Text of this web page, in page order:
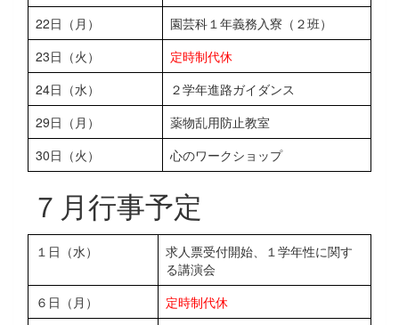
22日（月）
園芸科１年義務入寮（２班）
23日（火）
定時制代休
24日（水）
２学年進路ガイダンス
29日（月）
薬物乱用防止教室
30日（火）
心のワークショップ
７月行事予定
１日（水）
求人票受付開始、１学年性に関す
る講演会
６日（月）
定時制代休